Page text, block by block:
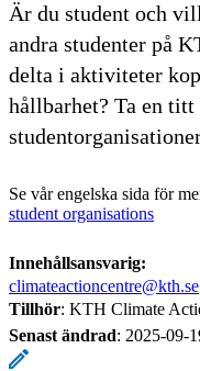
Är du student och
andra studenter på
delta i aktiviteter
hållbarhet? Ta en
Se vår engelska sida för
student organisations
Innehållsansvarig:
climateactioncentre@kth.se
Tillhör: KTH Climate
Senast ändrad: 2025-09-